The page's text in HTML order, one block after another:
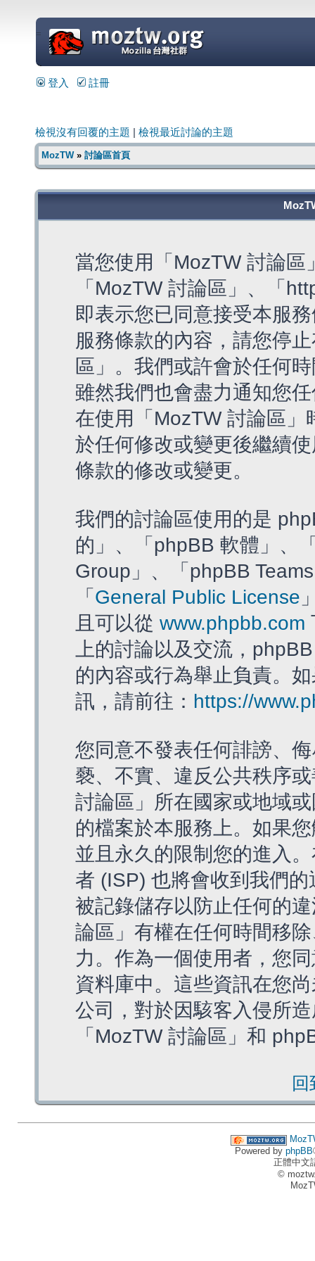
=
登入 註冊
檢視沒有回覆的主題 檢視最近討論的主題
MozTW» 討論區首頁
當您使用「MozTW 討論
「MozTW 討論區」、「
即表示您已同意接受本服
服務條款的內容，請您停
區」。我們或許會於任何
雖然我們也會盡力通知您
在使用「MozTW 討論區
於任何修改或變更後繼續
條款的修改或變更。
我們的討論區使用的是
的」、「phpBB 軟體」、
Group」、「phpBB
「 General Public License
且可以從 www.phpbb.com
上的討論以及交流，
的內容或行為舉止負責。
訊，請前往： https://
您同意不發表任何誹謗、
褻、不實、違反公共秩序
討論區」所在國家或地域
的檔案於本服務上。如果
並且永久的限制您的進入
者 (ISP) 也將會收到我們
被記錄儲存以防止任何的
論區」有權在任何時間移
力。作為一個使用者，您
資料庫中。這些資訊在您
公司，對於因駭客入侵所
「MozTW 討論區」和
Powered by phpBB
正體中文
©